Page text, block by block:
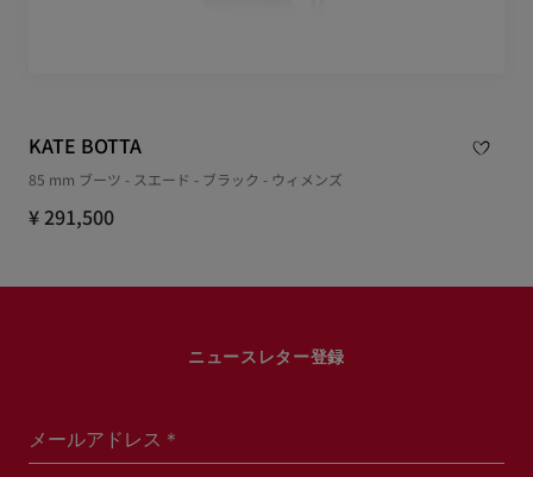
KATE BOTTA
85 mm ブーツ - スエード - ブラック - ウィメンズ
¥ 291,500
ニュースレター登録
メールアドレス＊